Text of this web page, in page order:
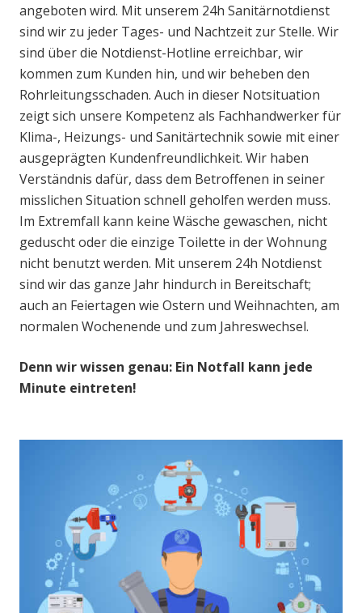
angeboten wird. Mit unserem 24h Sanitärnotdienst
sind wir zu jeder Tages- und Nachtzeit zur Stelle. Wir
sind über die Notdienst-Hotline erreichbar, wir
kommen zum Kunden hin, und wir beheben den
Rohrleitungsschaden. Auch in dieser Notsituation
zeigt sich unsere Kompetenz als Fachhandwerker für
Klima-, Heizungs- und Sanitärtechnik sowie mit einer
ausgeprägten Kundenfreundlichkeit. Wir haben
Verständnis dafür, dass dem Betroffenen in seiner
misslichen Situation schnell geholfen werden muss.
Im Extremfall kann keine Wäsche gewaschen, nicht
geduscht oder die einzige Toilette in der Wohnung
nicht benutzt werden. Mit unserem 24h Notdienst
sind wir das ganze Jahr hindurch in Bereitschaft;
auch an Feiertagen wie Ostern und Weihnachten, am
normalen Wochenende und zum Jahreswechsel.
Denn wir wissen genau: Ein Notfall kann jede
Minute eintreten!